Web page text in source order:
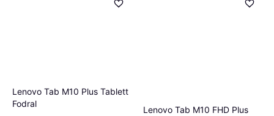
Lenovo Tab M10 Plus Tablett
Fodral
Lenovo Tab M10 FHD Plus